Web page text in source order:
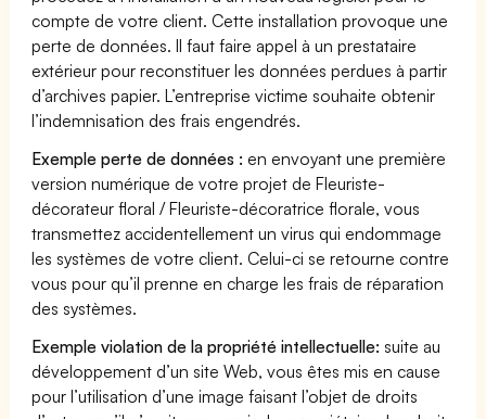
compte de votre client. Cette installation provoque une
perte de données. Il faut faire appel à un prestataire
extérieur pour reconstituer les données perdues à partir
d’archives papier. L’entreprise victime souhaite obtenir
l’indemnisation des frais engendrés.
Exemple perte de données : en envoyant une première
version numérique de votre projet de Fleuriste-
décorateur floral / Fleuriste-décoratrice florale, vous
transmettez accidentellement un virus qui endommage
les systèmes de votre client. Celui-ci se retourne contre
vous pour qu’il prenne en charge les frais de réparation
des systèmes.
Exemple violation de la propriété intellectuelle: suite au
développement d’un site Web, vous êtes mis en cause
pour l’utilisation d’une image faisant l’objet de droits